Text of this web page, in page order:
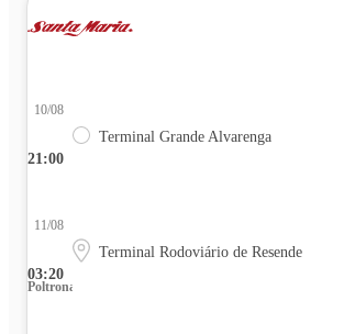
21:00
10/08
Terminal Grande Alvarenga
03:20
11/08
Terminal Rodoviário de Resende
Poltrona